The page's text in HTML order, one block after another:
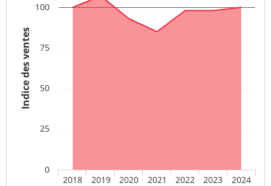
Indice des ventes
2018 2019 2020 2021 2022 2023 2024
0
25
50
75
100